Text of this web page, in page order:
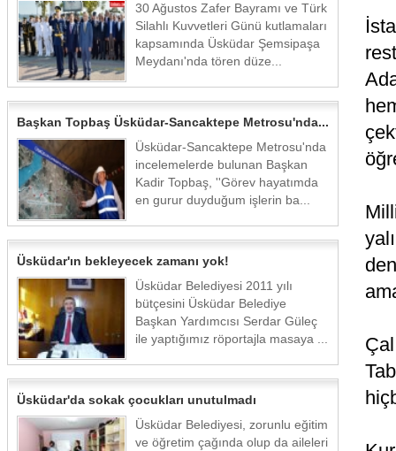
30 Ağustos Zafer Bayramı ve Türk
Silahlı Kuvvetleri Günü kutlamaları
kapsamında Üsküdar Şemsipaşa
Meydanı'nda tören düze...
Başkan Topbaş Üsküdar-Sancaktepe Metrosu'nda...
Üsküdar-Sancaktepe Metrosu'nda
incelemelerde bulunan Başkan
Kadir Topbaş, ''Görev hayatımda
en gurur duyduğum işlerin ba...
Üsküdar'ın bekleyecek zamanı yok!
Üsküdar Belediyesi 2011 yılı
bütçesini Üsküdar Belediye
Başkan Yardımcısı Serdar Güleç
ile yaptığımız röportajla masaya ...
Üsküdar'da sokak çocukları unutulmadı
Üsküdar Belediyesi, zorunlu eğitim
ve öğretim çağında olup da aileleri